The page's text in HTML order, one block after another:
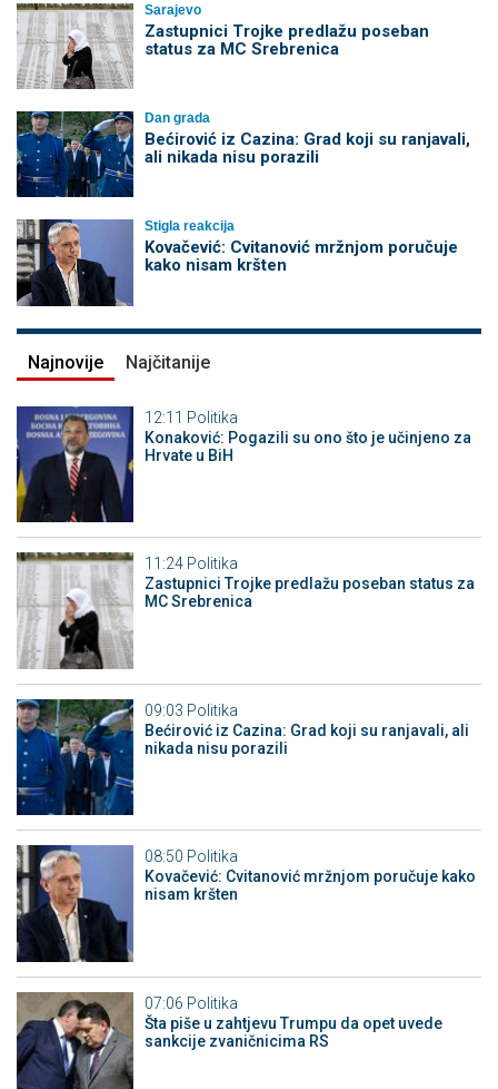
Sarajevo
Zastupnici Trojke predlažu poseban
status za MC Srebrenica
Dan grada
Bećirović iz Cazina: Grad koji su ranjavali,
ali nikada nisu porazili
Stigla reakcija
Kovačević: Cvitanović mržnjom poručuje
kako nisam kršten
Najnovije Najčitanije
12:11 Politika
Konaković: Pogazili su ono što je učinjeno za
Hrvate u BiH
11:24 Politika
Zastupnici Trojke predlažu poseban status za
MC Srebrenica
09:03 Politika
Bećirović iz Cazina: Grad koji su ranjavali, ali
nikada nisu porazili
08:50 Politika
Kovačević: Cvitanović mržnjom poručuje kako
nisam kršten
07:06 Politika
Šta piše u zahtjevu Trumpu da opet uvede
sankcije zvaničnicima RS